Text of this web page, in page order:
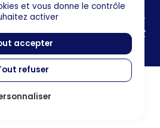
et vous donne le contrôle
activer
accepter
refuser